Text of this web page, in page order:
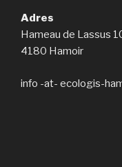
Adres
Hameau de Lassus
4180 Hamoir
info -at- ecologis-